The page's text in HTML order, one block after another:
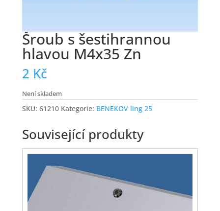
Šroub s šestihrannou
hlavou M4x35 Zn
2 Kč
Není skladem
SKU: 61210 Kategorie: BENEKOV ling 25
Související produkty